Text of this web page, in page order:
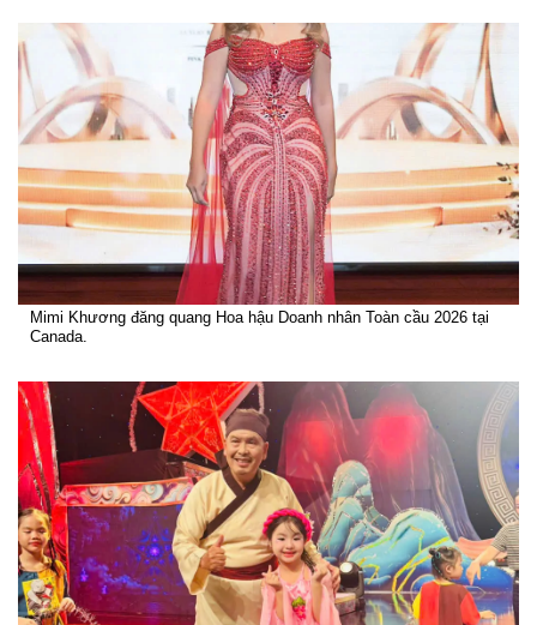
Mimi Khương đăng quang Hoa hậu Doanh nhân Toàn cầu 2026 tại
Canada.